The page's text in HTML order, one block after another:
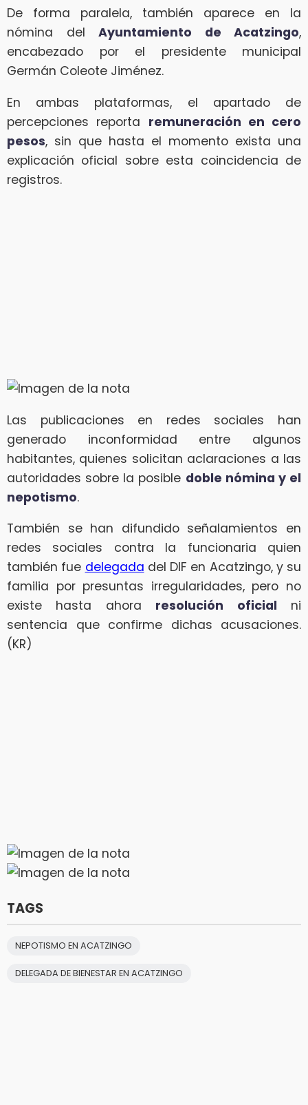
De forma paralela, también aparece en la
nómina del Ayuntamiento de Acatzingo,
encabezado por el presidente municipal
Germán Coleote Jiménez.
En ambas plataformas, el apartado de
percepciones reporta remuneración en cero
pesos, sin que hasta el momento exista una
explicación oficial sobre esta coincidencia de
registros.
Las publicaciones en redes sociales han
generado inconformidad entre algunos
habitantes, quienes solicitan aclaraciones a las
autoridades sobre la posible doble nómina y el
nepotismo.
También se han difundido señalamientos en
redes sociales contra la funcionaria quien
también fue delegada del DIF en Acatzingo, y su
familia por presuntas irregularidades, pero no
existe hasta ahora resolución oficial ni
sentencia que confirme dichas acusaciones.
(KR)
TAGS
NEPOTISMO EN ACATZINGO
DELEGADA DE BIENESTAR EN ACATZINGO